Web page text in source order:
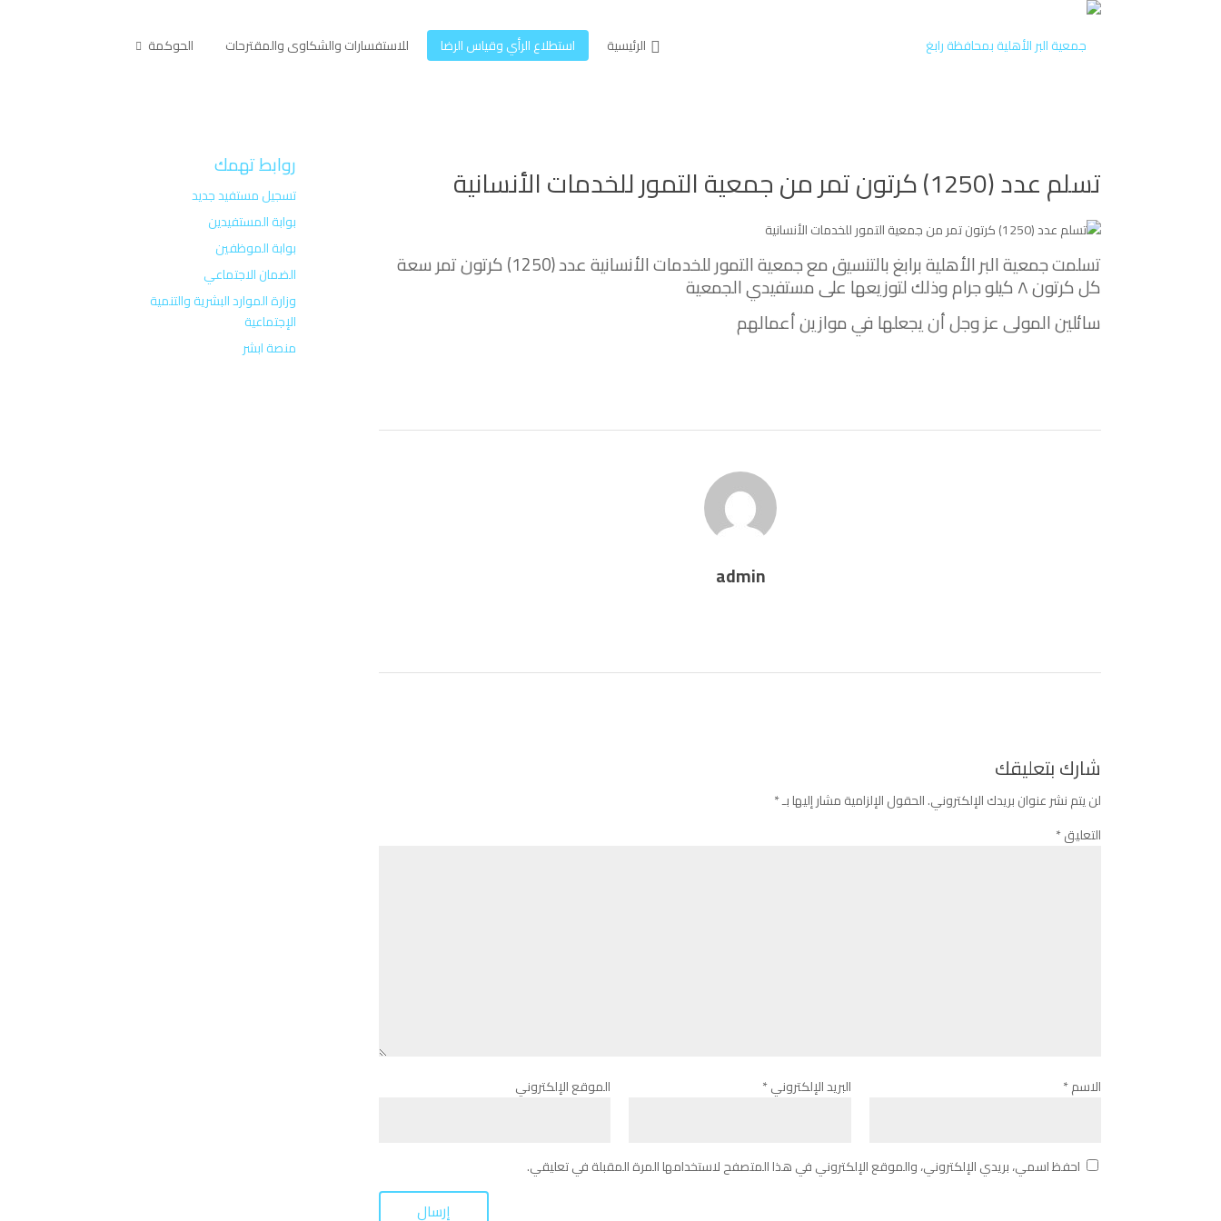
الرئيسية استطلاع الرأي وقياس الرضا للاستفسارات والشكاوى والمقترحات الحوكمة
تسلم عدد (1250) كرتون تمر من جمعية التمور للخدمات الأنسانية
تسلمت ⁧‫جمعية البر الأهلية برابغ‬⁩ بالتنسيق مع جمعية التمور للخدمات الأنسانية عدد (1250) كرتون تمر سعة
كل كرتون ٨ كيلو جرام وذلك لتوزيعها على مستفيدي الجمعية
سائلين المولى عز وجل أن يجعلها في موازين أعمالهم
admin
شارك بتعليقك
لن يتم نشر عنوان بريدك الإلكتروني.الحقول الإلزامية مشار إليها بـ*
التعليق*
الاسم* البريد الإلكتروني* الموقع الإلكتروني
احفظ اسمي، بريدي الإلكتروني، والموقع الإلكتروني في هذا المتصفح لاستخدامها المرة المقبلة في تعليقي.
روابط تهمك
تسجيل مستفيد جديد
بوابة المستفيدين
بوابة الموظفين
الضمان الاجتماعي
وزارة الموارد البشرية والتنمية
الإجتماعية
منصة ابشر